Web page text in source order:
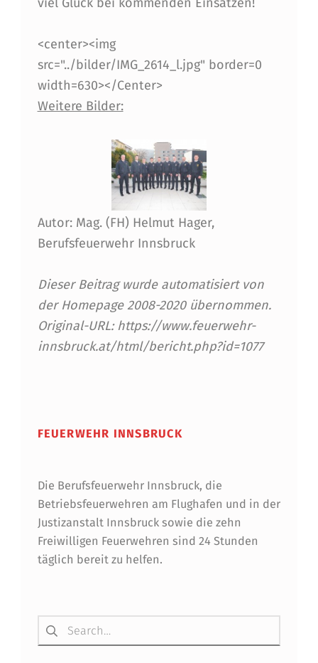
U
N
D
G
A
N
G
S
B
D
R
B
E
R
F
S
<center><img
src="../bilder/IMG_2614_l.jpg" border=0
width=630></Center>
Weitere Bilder:
Autor: Mag. (FH) Helmut Hager,
Berufsfeuerwehr Innsbruck
Dieser Beitrag wurde automatisiert von
der Homepage 2008-2020 übernommen.
Original-URL: https://www.feuerwehr-
innsbruck.at/html/bericht.php?id=1077
FEUERWEHR INNSBRUCK
Die Berufsfeuerwehr Innsbruck, die
Betriebsfeuerwehren am Flughafen und in der
Justizanstalt Innsbruck sowie die zehn
Freiwilligen Feuerwehren sind 24 Stunden
täglich bereit zu helfen.
Suchen nach: